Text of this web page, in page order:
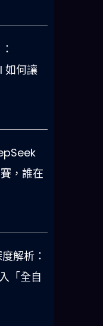
何讓
，誰在
解析：
「全自